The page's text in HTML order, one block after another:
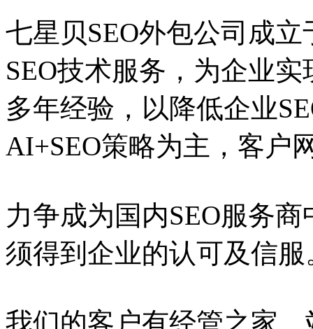
七星贝SEO外包公司成
SEO技术服务，为企业
多年经验，以降低企业
AI+SEO策略为主，客户
力争成为国内SEO服务
须得到企业的认可及信服
我们的客户有经管之家